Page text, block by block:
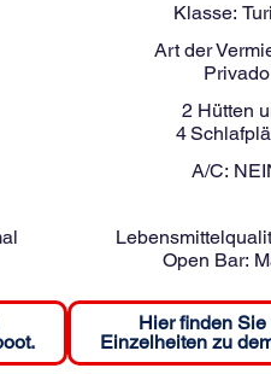
Klasse:
Art der
Privado
2 Hütten
4
A/C:
Open Bar:
Hier finden
Einzelheiten zu